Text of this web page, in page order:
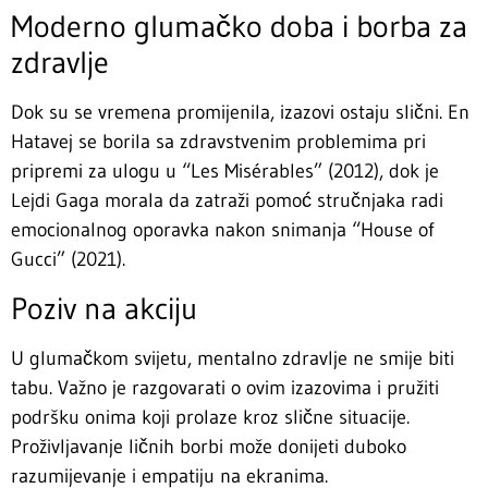
Moderno glumačko doba i borba za
zdravlje
Dok su se vremena promijenila, izazovi ostaju slični. En
Hatavej se borila sa zdravstvenim problemima pri
pripremi za ulogu u “Les Misérables” (2012), dok je
Lejdi Gaga morala da zatraži pomoć stručnjaka radi
emocionalnog oporavka nakon snimanja “House of
Gucci” (2021).
Poziv na akciju
U glumačkom svijetu, mentalno zdravlje ne smije biti
tabu. Važno je razgovarati o ovim izazovima i pružiti
podršku onima koji prolaze kroz slične situacije.
Proživljavanje ličnih borbi može donijeti duboko
razumijevanje i empatiju na ekranima.